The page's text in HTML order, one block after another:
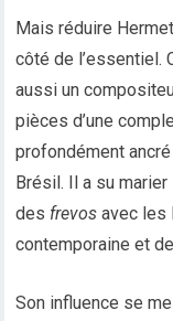
Mais réduire
côté de l’essentiel.
aussi un
pièces d’une
profondément
Brésil. Il a su
des frevos avec les
contemporaine et
Son influence se